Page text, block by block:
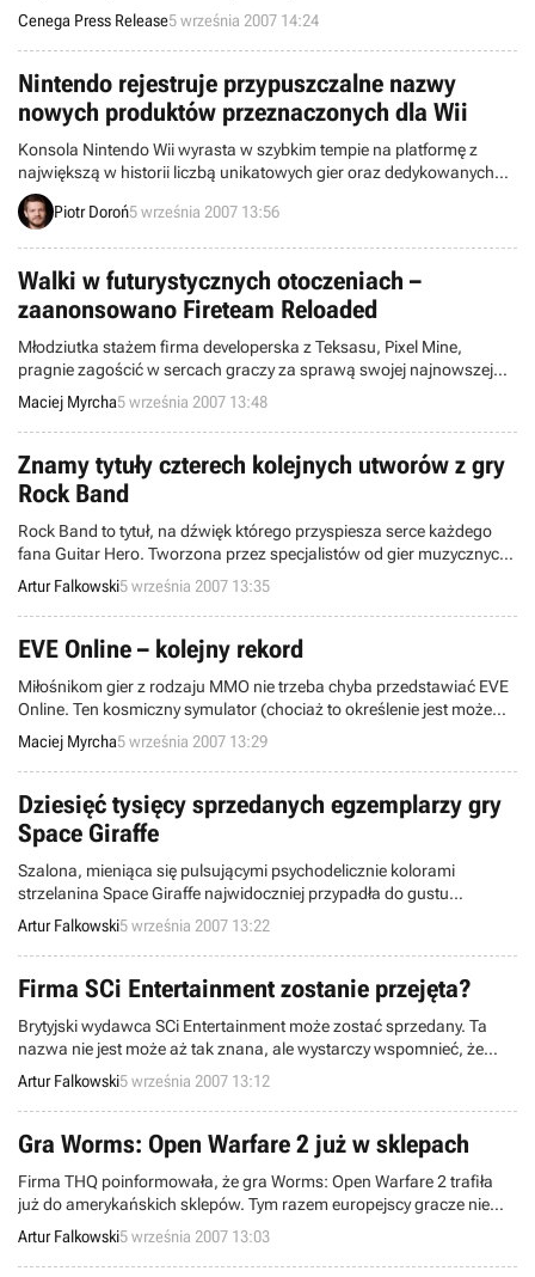
Wilki.
Cenega Press Release5 września 2007 14:24
Nintendo rejestruje przypuszczalne nazwy
nowych produktów przeznaczonych dla Wii
Konsola Nintendo Wii wyrasta w szybkim tempie na platformę z
największą w historii liczbą unikatowych gier oraz dedykowanych
akcesoriów. Potwierdzają to m.in. ostatnie wieści z dalekiej Japonii.
Mianowicie, koncern Nintendo poinformował o złożeniu
Piotr Doroń5 września 2007 13:56
Walki w futurystycznych otoczeniach –
zaanonsowano Fireteam Reloaded
Młodziutka stażem firma developerska z Teksasu, Pixel Mine,
pragnie zagościć w sercach graczy za sprawą swojej najnowszej
(pierwszej) produkcji zatytułowanej Fireteam Reloaded. Grę można
krótko określić jako drużynowe zmagania militarne rozgrywane w
futurystycznych otoczeniach.
Maciej Myrcha5 września 2007 13:48
Znamy tytuły czterech kolejnych utworów z gry
Rock Band
Rock Band to tytuł, na dźwięk którego przyspiesza serce każdego
fana Guitar Hero. Tworzona przez specjalistów od gier muzycznych,
amerykańskie studio Harmonix produkcja zapowiada się na jedna z
ciekawszych gier tego roku (dla Europejczyków niestety przyszłego).
Do tej pory znaliśmy część piosenek, które znajdą się w grze.
Obecnie możemy poinformować o czterech kolejnych.
Artur Falkowski5 września 2007 13:35
EVE Online – kolejny rekord
Miłośnikom gier z rodzaju MMO nie trzeba chyba przedstawiać EVE
Online. Ten kosmiczny symulator (chociaż to określenie jest może
zbyt ubogie w stosunku do opisywanej gry) wciąż przyciąga rzesze
fanów, stając się dla swoich twórców okazją do dumy oraz
powiększenia stanu konta.
Maciej Myrcha5 września 2007 13:29
Dziesięć tysięcy sprzedanych egzemplarzy gry
Space Giraffe
Szalona, mieniąca się pulsującymi psychodelicznie kolorami
strzelanina Space Giraffe najwidoczniej przypadła do gustu
posiadaczom konsoli X360. Jak poinformował jej twórca,
odpowiedzialny między innymi za taką produkcję jak Tempest 2000
Jeff Minter, w ciągu niespełna dwóch tygodni od premiery na Xbox
LIVE gra znalazła już niemal dziesięć tysięcy nabywców, co – jego
Artur Falkowski5 września 2007 13:22
Firma SCi Entertainment zostanie przejęta?
Brytyjski wydawca SCi Entertainment może zostać sprzedany. Ta
nazwa nie jest może aż tak znana, ale wystarczy wspomnieć, że
rzeczona firma posiada studio Eidos Interactive, odpowiedzialne za
takie serie jak Tomb Raider, Hitman czy Deus Ex, by dojść do
wniosku, że jej przejęcie może być istotne dla branży.
Artur Falkowski5 września 2007 13:12
Gra Worms: Open Warfare 2 już w sklepach
Firma THQ poinformowała, że gra Worms: Open Warfare 2 trafiła
już do amerykańskich sklepów. Tym razem europejscy gracze nie
powinni czuć się pokrzywdzeni, ponieważ swoją wersję otrzymali
kilka dni wcześniej, 31 sierpnia. Produkcja jest kontynuacją
wydanego w zeszłym roku tytułu. Podobnie jak poprzednik, ukazała
Artur Falkowski5 września 2007 13:03